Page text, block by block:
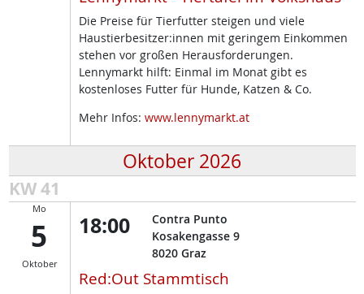
Die Preise für Tierfutter steigen und viele
Haustierbesitzer:innen mit geringem Einkommen
stehen vor großen Herausforderungen.
Lennymarkt hilft: Einmal im Monat gibt es
kostenloses Futter für Hunde, Katzen & Co.
Mehr Infos: www.lennymarkt.at
Oktober 2026
KW 41
Mo
5
Oktober
18:00
Contra Punto
Kosakengasse 9
8020 Graz
Red:Out Stammtisch